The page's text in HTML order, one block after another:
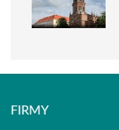
FIRMY